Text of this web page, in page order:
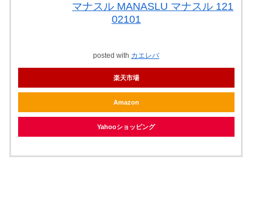
マナスル MANASLU マナスル 121
02101
posted with カエレバ
楽天市場
Amazon
Yahooショッピング